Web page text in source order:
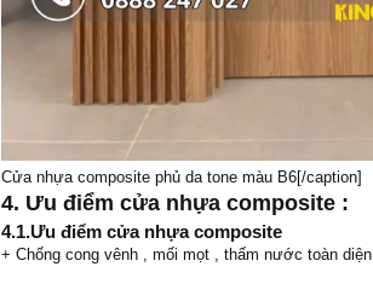
Cửa nhựa composite phủ da tone màu B6[/caption]
4. Ưu điểm cửa nhựa composite :
4.1.Ưu điểm cửa nhựa composite
+ Chống cong vênh , mối mọt , thấm nước toàn diện